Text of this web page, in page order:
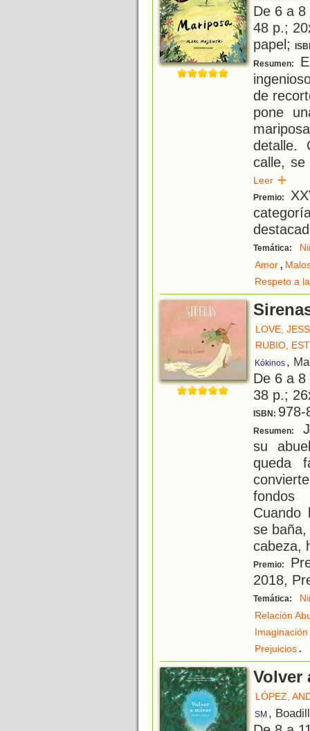
De 6 a
48 p.;
papel;
Resumen:
de
pone
detalle.
calle, se
Leer
Premio:
Temática:
Amor,
Respeto a
LOVE,
RUBIO,
Kókinos ,
De 6 a
38 p.;
ISBN: 978-
Resumen:
su
queda
fondos
Cuando
se
cabeza,
Premio:
2018,
Temática:
Relación
Imaginación
Prejuicios.
Volver
LÓPEZ,
SM ,